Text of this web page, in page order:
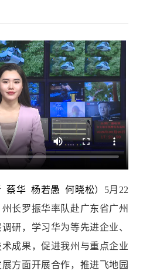
蔡华 杨若愚 何晓松）5月22
长罗振华率队赴广东省广州
研，学习华为等先进企业、
成果，促进我州与重点企业
方面开展合作，推进飞地园